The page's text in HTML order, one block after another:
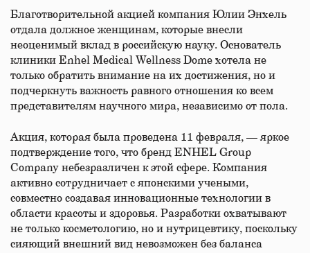
Благотворительной акцией компания Юлии Энхель
отдала должное женщинам, которые внесли
неоценимый вклад в российскую науку. Основатель
клиники Enhel Medical Wellness Dome хотела не
только обратить внимание на их достижения, но и
подчеркнуть важность равного отношения ко всем
представителям научного мира, независимо от пола.
Акция, которая была проведена 11 февраля, — яркое
подтверждение того, что бренд ENHEL Group
Company небезразличен к этой сфере. Компания
активно сотрудничает с японскими учеными,
совместно создавая инновационные технологии в
области красоты и здоровья. Разработки охватывают
не только косметологию, но и нутрицевтику, поскольку
сияющий внешний вид невозможен без баланса